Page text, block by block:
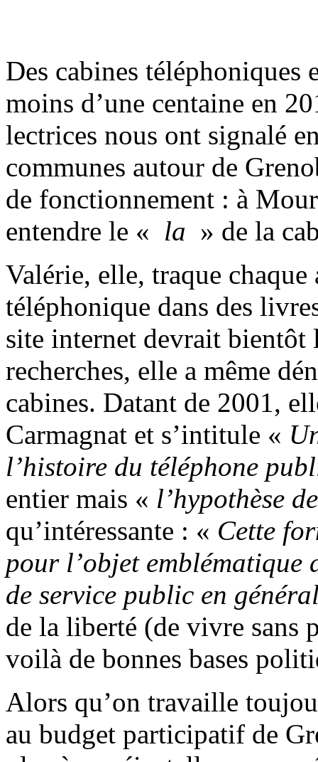
Des cabines
moins d’une centaine en
lectrices nous ont signalé
communes autour de
de fonctionnement : à
entendre le « la » de la
Valérie, elle, traque
téléphonique dans des
site internet devrait bientôt
recherches, elle a même
cabines. Datant de 2001,
Carmagnat et s’intitule «
l’histoire du téléphone
entier mais « l’hypothèse
qu’intéressante : « Cette
pour l’objet emblématique
de service public en
de la liberté (de vivre sans
voilà de bonnes bases
Alors qu’on travaille
au budget participatif de